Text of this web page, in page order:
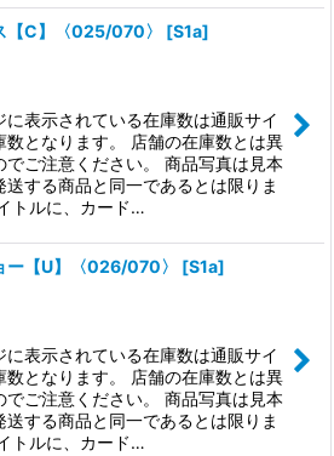
【C】〈025/070〉 [S1a]
に表示されている在庫数は通販サイ
数となります。 店舗の在庫数とは異
でご注意ください。 商品写真は見本
送する商品と同一であるとは限りま
トルに、カード…
ー【U】〈026/070〉 [S1a]
に表示されている在庫数は通販サイ
数となります。 店舗の在庫数とは異
でご注意ください。 商品写真は見本
送する商品と同一であるとは限りま
トルに、カード…